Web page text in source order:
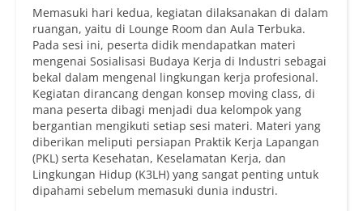
Memasuki hari kedua, kegiatan dilaksanakan di dalam
ruangan, yaitu di Lounge Room dan Aula Terbuka.
Pada sesi ini, peserta didik mendapatkan materi
mengenai Sosialisasi Budaya Kerja di Industri sebagai
bekal dalam mengenal lingkungan kerja profesional.
Kegiatan dirancang dengan konsep moving class, di
mana peserta dibagi menjadi dua kelompok yang
bergantian mengikuti setiap sesi materi. Materi yang
diberikan meliputi persiapan Praktik Kerja Lapangan
(PKL) serta Kesehatan, Keselamatan Kerja, dan
Lingkungan Hidup (K3LH) yang sangat penting untuk
dipahami sebelum memasuki dunia industri.